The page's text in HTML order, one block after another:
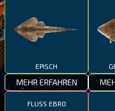
EPISCH
MEHR ERFAHREN
FLUSS EBRO